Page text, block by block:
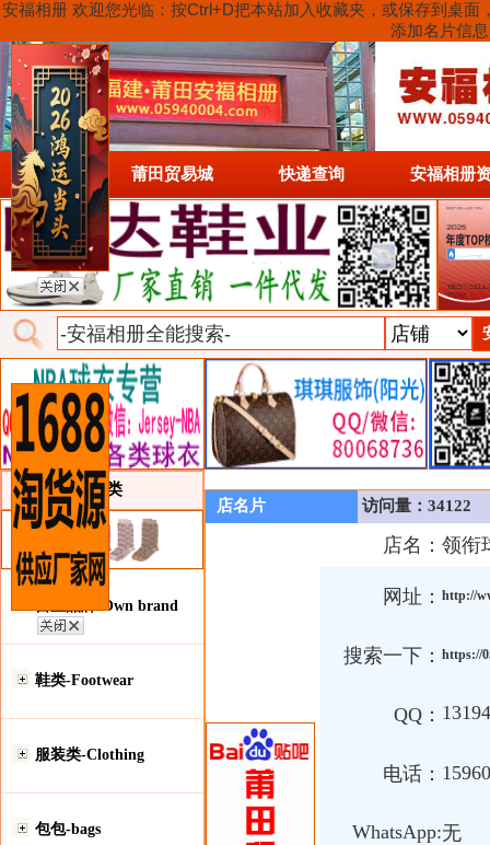
安福相册 欢迎您光临：按Ctrl+D把本站加入收藏夹，或保存到桌
添加名片信
首页 莆田贸易城 快递查询 安福相册
类目详细分类
自主品牌-Own brand
鞋类-Footwear
服装类-Clothing
包包-bags
店名片 访问量：34122
店名： 领衔
网址： http://
搜索一下： https://
QQ：
电话：
WhatsApp:无